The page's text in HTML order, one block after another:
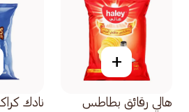
+
هالي رقائق بطاطس نادك